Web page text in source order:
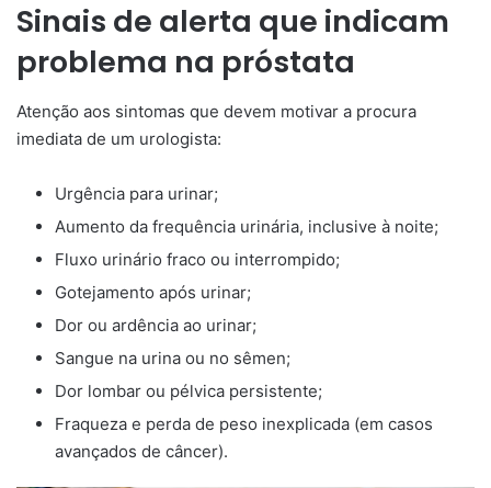
Sinais de alerta que indicam
problema na próstata
Atenção aos sintomas que devem motivar a procura
imediata de um urologista:
Urgência para urinar;
Aumento da frequência urinária, inclusive à noite;
Fluxo urinário fraco ou interrompido;
Gotejamento após urinar;
Dor ou ardência ao urinar;
Sangue na urina ou no sêmen;
Dor lombar ou pélvica persistente;
Fraqueza e perda de peso inexplicada (em casos
avançados de câncer).